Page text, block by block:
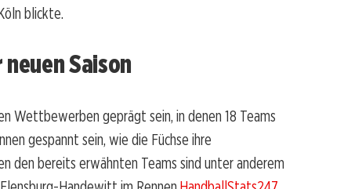
blickte.
Saison
Wettbewerben geprägt sein, in denen 18 Teams
gespannt sein, wie die Füchse ihre
den bereits erwähnten Teams sind unter anderem